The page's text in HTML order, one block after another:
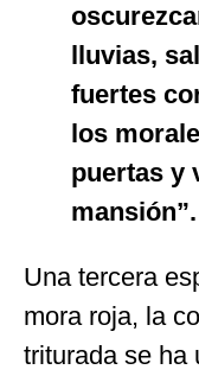
lluvias,
fuertes
los
puertas y
mansión”.
Una tercera
mora roja, la
triturada se ha